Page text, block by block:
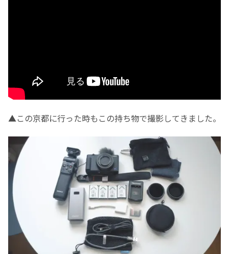
▲この京都に行った時もこの持ち物で撮影してきました。